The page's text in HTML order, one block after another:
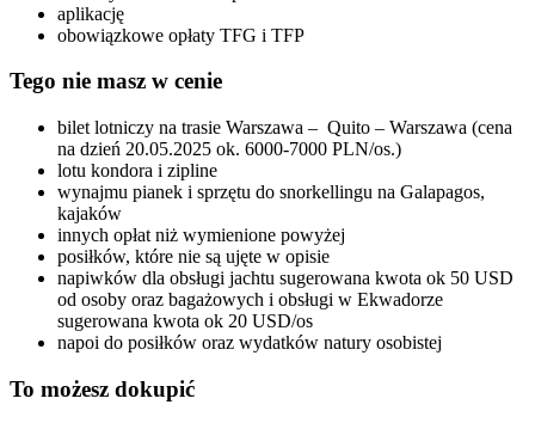
aplikację
obowiązkowe opłaty TFG i TFP
Tego nie masz w cenie
bilet lotniczy na trasie Warszawa – Quito – Warszawa (cena
na dzień 20.05.2025 ok. 6000-7000 PLN/os.)
lotu kondora i zipline
wynajmu pianek i sprzętu do snorkellingu na Galapagos,
kajaków
innych opłat niż wymienione powyżej
posiłków, które nie są ujęte w opisie
napiwków dla obsługi jachtu sugerowana kwota ok 50 USD
od osoby oraz bagażowych i obsługi w Ekwadorze
sugerowana kwota ok 20 USD/os
napoi do posiłków oraz wydatków natury osobistej
To możesz dokupić